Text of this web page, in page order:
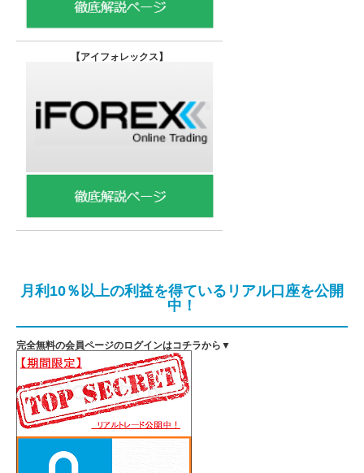
【アイフォレックス】
月利10％以上の利益を得ているリアル口座を公開
中！
完全無料の会員ページのログインはコチラから▼